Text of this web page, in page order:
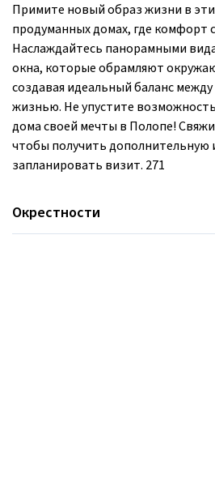
Примите новый образ жизни в
продуманных домах, где комфорт
Наслаждайтесь панорамными
окна, которые обрамляют
создавая идеальный баланс
жизнью. Не упустите
дома своей мечты в Полопе!
чтобы получить
запланировать визит. 271
Окрестности